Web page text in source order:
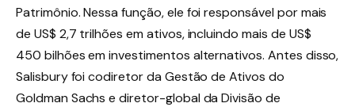
Patrimônio. Nessa função, ele foi responsável por mais
de US$ 2,7 trilhões em ativos, incluindo mais de US$
450 bilhões em investimentos alternativos. Antes disso,
Salisbury foi codiretor da Gestão de Ativos do
Goldman Sachs e diretor-global da Divisão de